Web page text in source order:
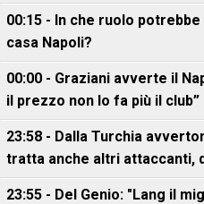
00:15 - In che ruolo
casa Napoli?
00:00 - Graziani avverte il
il prezzo non lo fa più il club”
23:58 - Dalla Turchia
tratta anche altri attaccanti,
23:55 - Del Genio: "Lang il